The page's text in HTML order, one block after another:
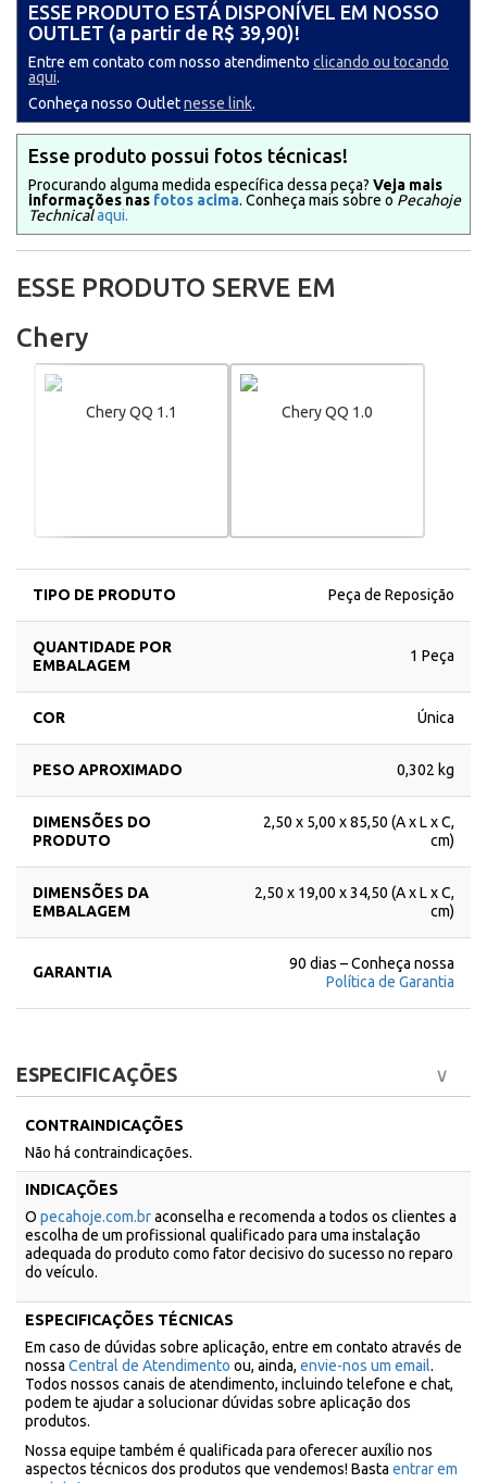
ESSE PRODUTO ESTÁ DISPONÍVEL EM NOSSO
OUTLET (a partir de R$ 39,90)!
Entre em contato com nosso atendimento clicando ou tocando
aqui.
Conheça nosso Outletnesse link.
Esse produto possui fotos técnicas!
Procurando alguma medida específica dessa peça? Veja mais
informações nas fotos acima. Conheça mais sobre o Pecahoje
Technicalaqui.
ESSE PRODUTO SERVE EM
Chery
Chery QQ 1.1 Chery QQ 1.0
TIPO DE PRODUTO Peça de Reposição
QUANTIDADE POR
EMBALAGEM
1 Peça
COR Única
PESO APROXIMADO 0,302 kg
DIMENSÕES DO
PRODUTO
2,50 x 5,00 x 85,50 (A x L x C,
cm)
DIMENSÕES DA
EMBALAGEM
2,50 x 19,00 x 34,50 (A x L x C,
cm)
GARANTIA
90 dias – Conheça nossa
Política de Garantia
ESPECIFICAÇÕES
CONTRAINDICAÇÕES
Não há contraindicações.
INDICAÇÕES
O pecahoje.com.braconselha e recomenda a todos os clientes a
escolha de um profissional qualificado para uma instalação
adequada do produto como fator decisivo do sucesso no reparo
do veículo.
ESPECIFICAÇÕES TÉCNICAS
Em caso de dúvidas sobre aplicação, entre em contato através de
nossa Central de Atendimento ou, ainda, envie-nos um email.
Todos nossos canais de atendimento, incluindo telefone e chat,
podem te ajudar a solucionar dúvidas sobre aplicação dos
produtos.
Nossa equipe também é qualificada para oferecer auxílio nos
aspectos técnicos dos produtos que vendemos! Basta entrar em